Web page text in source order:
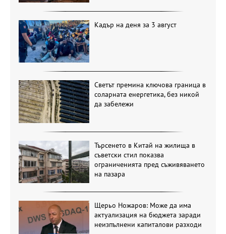
Кадър на деня за 3 август
Светът премина ключова граница в
соларната енергетика, без никой
да забележи
Търсенето в Китай на жилища в
съветски стил показва
ограниченията пред съживяването
на пазара
Щерьо Ножаров: Може да има
актуализация на бюджета заради
неизпълнени капиталови разходи